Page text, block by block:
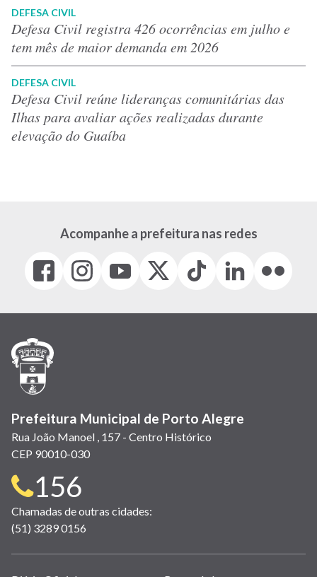
DEFESA CIVIL
Defesa Civil registra 426 ocorrências em julho e
tem mês de maior demanda em 2026
DEFESA CIVIL
Defesa Civil reúne lideranças comunitárias das
Ilhas para avaliar ações realizadas durante
elevação do Guaíba
Acompanhe a prefeitura nas redes
Facebook
(link
em
janela)
Instagram
(link
em
(link
em
(Antigo
(link
Tiktok
(link
em
LinkedIn
(link
em
(link
em
Prefeitura Municipal de Porto Alegre
Rua João Manoel , 157 - Centro Histórico
CEP 90010-030
Telefone
para
contato:
156
Chamadas de outras cidades:
(51) 3289 0156